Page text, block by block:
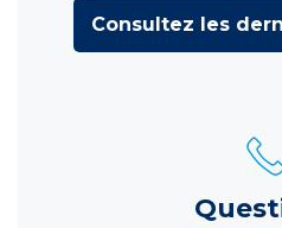
Consultez les